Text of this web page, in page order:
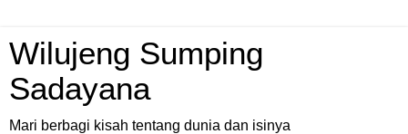
Wilujeng Sumping
Sadayana
Mari berbagi kisah tentang dunia dan isinya